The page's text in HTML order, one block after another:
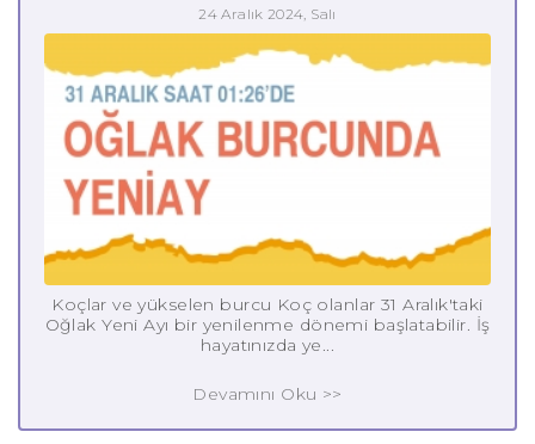
24 Aralık 2024, Salı
Koçlar ve yükselen burcu Koç olanlar 31 Aralık'taki
Oğlak Yeni Ayı bir yenilenme dönemi başlatabilir. İş
hayatınızda ye...
Devamını Oku >>